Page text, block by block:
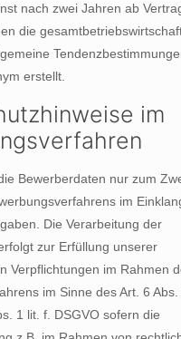
nach zwei Jahren ab
die
erstellt.
im
Bewerberdaten nur zum
im
Die Verarbeitung der
zur Erfüllung unserer
Verpflichtungen im Rahmen
im Sinne des Art. 6 Abs.
1 lit. f. DSGVO sofern die